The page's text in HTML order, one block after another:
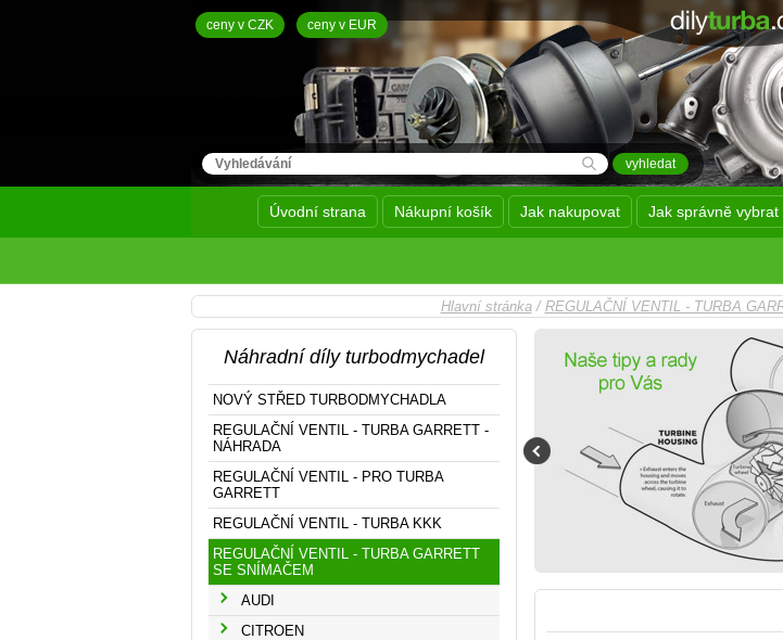
ceny v CZK ceny v EUR
Úvodní strana Nákupní košík Jak nakupovat Jak správně vybrat
Hlavní stránka/ REGULAČNÍ VENTIL - TURBA
Náhradní díly turbodmychadel
NOVÝ STŘED TURBODMYCHADLA
REGULAČNÍ VENTIL - TURBA GARRETT -
NÁHRADA
REGULAČNÍ VENTIL - PRO TURBA
GARRETT
REGULAČNÍ VENTIL - TURBA KKK
REGULAČNÍ VENTIL - TURBA GARRETT
SE SNÍMAČEM
AUDI
CITROEN